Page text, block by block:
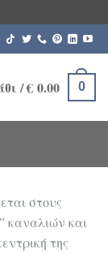
/€0.00 0
στους
καναλιών και
της